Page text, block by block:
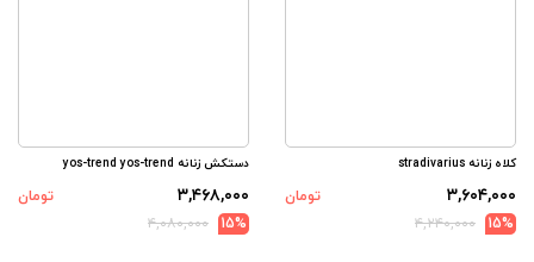
کلاه زنانه stradivarius
۳,۶۰۴,۰۰۰
تومان
15%
۴,۲۴۰,۰۰۰
دستکش زنانه yos-trend yos-trend
۳,۴۶۸,۰۰۰
تومان
15%
۴,۰۸۰,۰۰۰